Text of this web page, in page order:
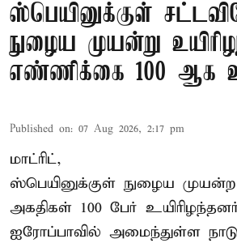
ஸ்பெயினுக்குள்
நுழைய முயன்று
எண்ணிக்கை 100 ஆக
Published on: 07 Aug 2026, 2:17 pm
மாட்ரிட்,
ஸ்பெயினுக்குள் நுழைய
அகதிகள் 100 பேர்
ஐரோப்பாவில் அமைந்துள்ள நாடு